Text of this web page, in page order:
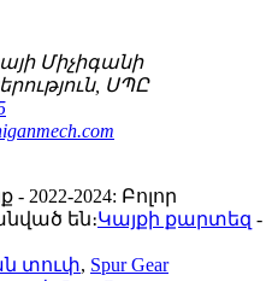
Միչիգանի
ՍՊԸ
2022-2024: Բոլոր
են։Կայքի քարտեզ -
տուփ, Spur Gear